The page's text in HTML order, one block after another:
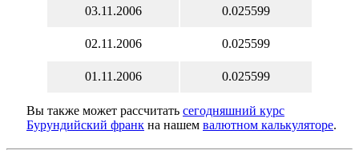
03.11.2006 0.025599
02.11.2006 0.025599
01.11.2006 0.025599
Вы также может рассчитать сегодняшний курс
Бурундийский франк на нашем валютном калькуляторе.